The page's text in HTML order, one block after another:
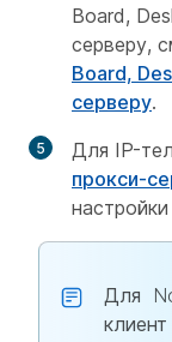
Board,
серверу,
Board,
серверу.
Для IP-
прокси-
Для